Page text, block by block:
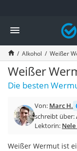
Die beliebtesten
Lebensmittel
Schwarzkümmelöl
Knäckebrot
Schwarzkümmelöl-
Manukahonig
Eiklar
Balsamico-Essig
Schwarzkümmelöl bio
Honig
Alkohol Weißer
Weißer
Die besten
Von: Marc H.
schreibt über:
Lektorin: Nele
Weißer Wermut ist